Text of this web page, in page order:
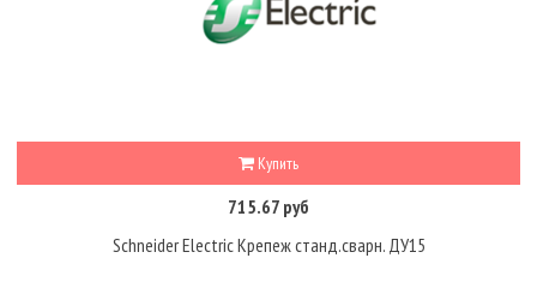
Купить
715.67 руб
Schneider Electric Крепеж станд.сварн. ДУ15